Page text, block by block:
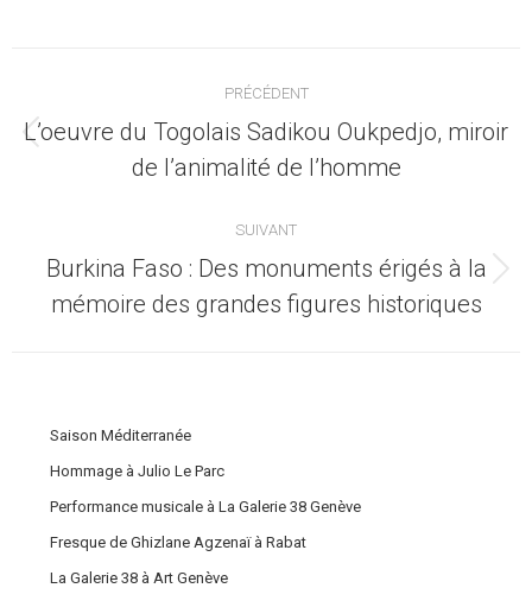
article
PRÉCÉDENT
Article
précédent
L’oeuvre du Togolais Sadikou Oukpedjo, miroir
de l’animalité de l’homme
SUIVANT
Article
suivant
Burkina Faso : Des monuments érigés à la
mémoire des grandes figures historiques
Saison Méditerranée
Hommage à Julio Le Parc
Performance musicale à La Galerie 38 Genève
Fresque de Ghizlane Agzenaï à Rabat
La Galerie 38 à Art Genève